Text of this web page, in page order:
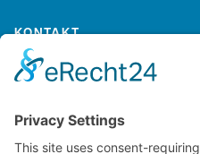
KONTAKT
Kontaktieren Sie uns